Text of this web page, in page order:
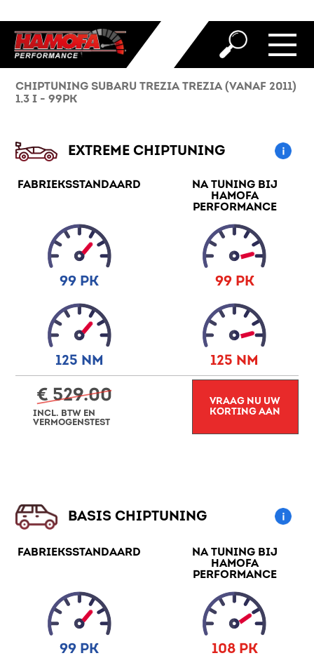
CHIPTUNING SUBARU TREZIA TREZIA (VANAF 2011)
1.3 I - 99PK
EXTREME CHIPTUNING
FABRIEKSSTANDAARD
NA TUNING BIJ
HAMOFA
PERFORMANCE
99 PK
125 NM
99 PK
125 NM
€ 529.00
INCL. BTW EN
VERMOGENSTEST
VRAAG NU UW
KORTING AAN
BASIS CHIPTUNING
FABRIEKSSTANDAARD
NA TUNING BIJ
HAMOFA
PERFORMANCE
99 PK 108 PK